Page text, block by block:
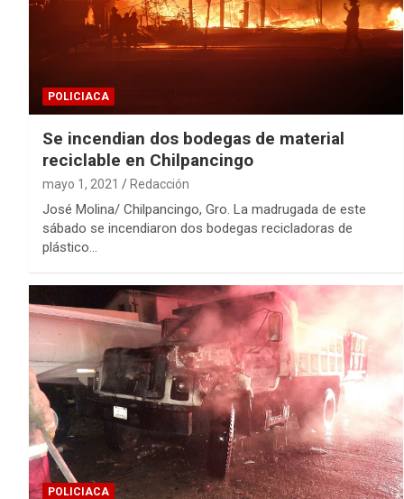
POLICIACA
Se incendian dos bodegas de material
reciclable en Chilpancingo
mayo 1, 2021 Redacción
José Molina/ Chilpancingo, Gro. La madrugada de este
sábado se incendiaron dos bodegas recicladoras de
plástico…
POLICIACA